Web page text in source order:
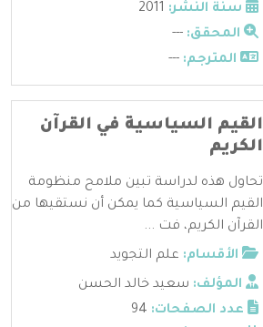
سنة النشر:
المحقق: ---
المترجم: ---
القيم السياسية في القرآن
الكريم
تحاول هذه لدراسة تبين ملامح منظومة
القيم السياسية كما يمكن أن نستقيها من
القرآن الكريم، فت ...
الأقسام: علم التجويد
المؤلف: سعيد خالد الحسن
عدد الصفحات: